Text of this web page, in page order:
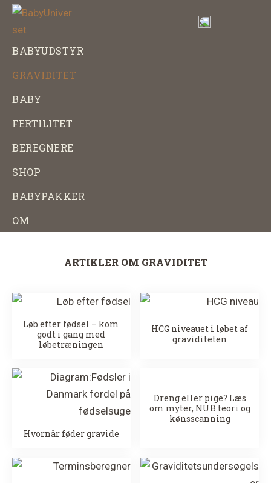
Skip
direkte
BabyUniverset
Alt
baby,
graviditet
babyudstyr
BABYUDSTYR
GRAVIDITET
BABY
FERTILITET
BEREGNERE
SHOP
BABYPAKKER
OM
ARTIKLER OM GRAVIDITET
Løb efter fødsel – kom
godt i gang med
løbetræningen
HCG niveauet i løbet af
graviditeten
Hvornår føder gravide
Dreng eller pige? Læs
om myter, NUB teori og
kønsscanning